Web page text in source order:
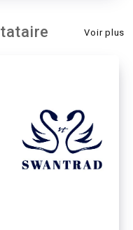
Voir plus